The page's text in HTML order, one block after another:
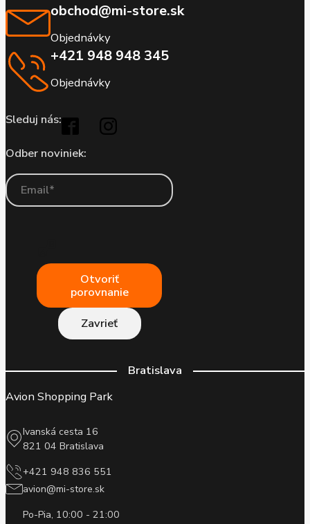
obchod@mi-store.sk
Objednávky
+421 948 948 345
Objednávky
Sleduj nás:
Odber noviniek:
Otvoriť
porovnanie
Zavrieť
Bratislava
Avion Shopping Park
Ivanská cesta 16
821 04 Bratislava
+421 948 836 551
avion@mi-store.sk
Po-Pia, 10:00 - 21:00